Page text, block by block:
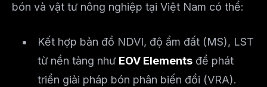
bón và vật tư nông nghiệp tại Việt Nam có thể:
Kết hợp bản đồ NDVI, độ ẩm đất (MS), LST
từ nền tảng như EOV Elements để phát
triển giải pháp bón phân biến đổi (VRA).